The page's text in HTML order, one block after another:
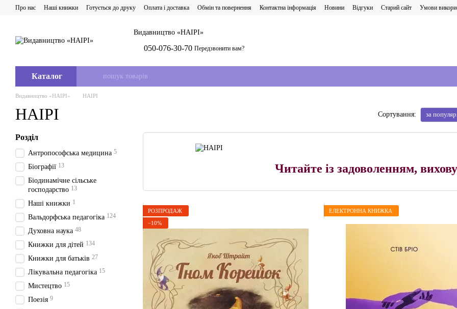
Перейти до основного контенту
Про нас Наші книжки Готується до друку Оплата і доставка Обмін та повернення Контактна інформація Новини Відгуки Старий сайт Умови
Видавництво «НАІРІ»
050-076-30-70 Передзвонити вам?
Каталог
Видавництво «НАІРІ» НАІРІ
НАІРІ Сортування: за
Читайте із задоволенням,
РОЗПРОДАЖ
−10%
ЕЛЕКТРОННА КНИЖКА
Розділ
Антропософська медицина 5
Біографії 13
Біодинамічне сільське
господарство 13
Наші книжки 1
Вальдорфська педагогіка 124
Духовна наука 48
Книжки для дітей 134
Книжки для батьків 27
Лікувальна педагогіка 15
Мистецтво 15
Поезія 9